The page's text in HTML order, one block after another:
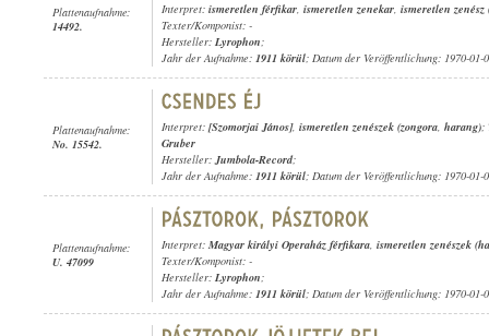
Plattenaufnahme:
14492.
Interpret: ismeretlen férfikar, ismeretlen zenekar, ismeretlen
Texter/Komponist: -
Hersteller: Lyrophon;
Jahr der Aufnahme: 1911 körül; Datum der Veröffentlichung: 1970-01-
Plattenaufnahme:
No. 15542.
Interpret: [Szomorjai János], ismeretlen zenészek (zongora, harang);
Gruber
Hersteller:Jumbola-Record;
Jahr der Aufnahme: 1911 körül; Datum der Veröffentlichung: 1970-01-
Plattenaufnahme:
U. 47099
Interpret: Magyar királyi Operaház férfikara, ismeretlen zenészek
Texter/Komponist: -
Hersteller: Lyrophon;
Jahr der Aufnahme: 1911 körül; Datum der Veröffentlichung: 1970-01-